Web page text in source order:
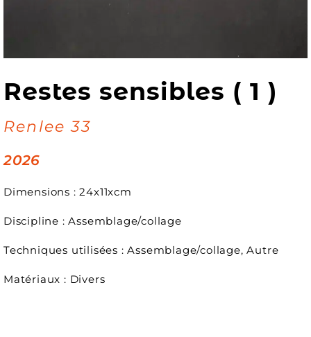
Restes sensibles ( 1 )
Renlee 33
2026
Dimensions : 24x11xcm
Discipline : Assemblage/collage
Techniques utilisées : Assemblage/collage, Autre
Matériaux : Divers